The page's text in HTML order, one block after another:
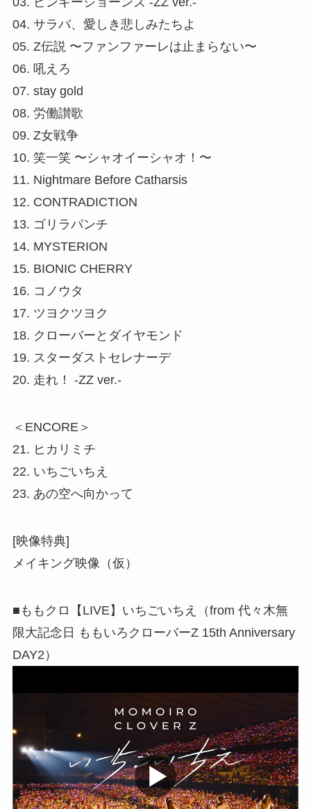
04. サラバ、愛しき悲しみたちよ
05. Z伝説 〜ファンファーレは止まらない〜
06. 吼えろ
07. stay gold
08. 労働讃歌
09. Z女戦争
10. 笑一笑 〜シャオイーシャオ！〜
11. Nightmare Before Catharsis
12. CONTRADICTION
13. ゴリラパンチ
14. MYSTERION
15. BIONIC CHERRY
16. コノウタ
17. ツヨクツヨク
18. クローバーとダイヤモンド
19. スターダストセレナーデ
20. 走れ！ -ZZ ver.-
＜ENCORE＞
21. ヒカリミチ
22. いちごいちえ
23. あの空へ向かって
[映像特典]
メイキング映像（仮）
■ももクロ【LIVE】いちごいちえ（from 代々木無
限大記念日 ももいろクローバーZ 15th Anniversary
DAY2）